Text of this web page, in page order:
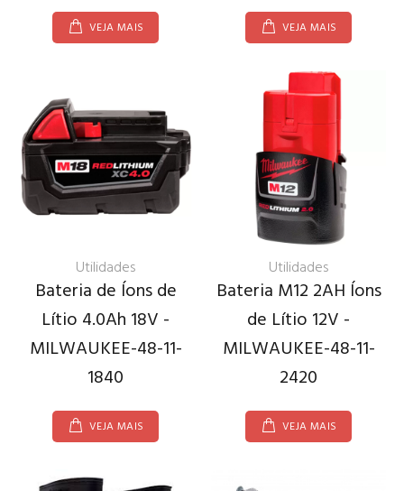
VEJA MAIS VEJA MAIS
Utilidades
Bateria de Íons de
Lítio 4.0Ah 18V -
MILWAUKEE-48-11-
1840
VEJA MAIS
Utilidades
Bateria M12 2AH Íons
de Lítio 12V -
MILWAUKEE-48-11-
2420
VEJA MAIS